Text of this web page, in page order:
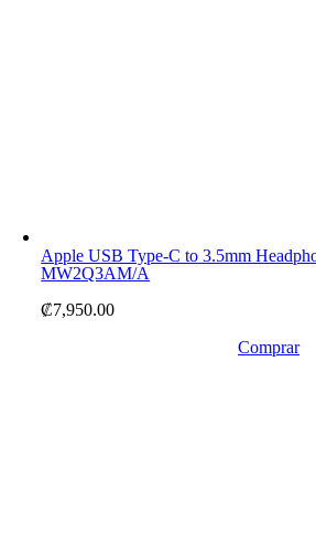
Apple USB Type-C to 3.5mm
MW2Q3AM/A
₡7,950.00
Comprar